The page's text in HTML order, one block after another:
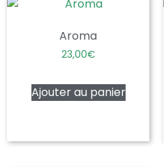
Aroma
23,00€
Ajouter au panier